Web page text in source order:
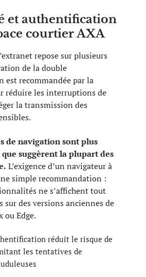
et authentification
courtier AXA
repose sur plusieurs
de la double
recommandée par la
réduire les interruptions de
la transmission des
de navigation sont plus
suggèrent la plupart des
L’exigence d’un navigateur à
simple recommandation :
ne s’affichent tout
sur des versions anciennes de
ou Edge.
réduit le risque de
les tentatives de